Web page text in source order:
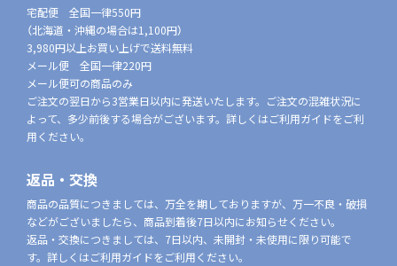
宅配便 全国一律550円
（北海道・沖縄の場合は1,100円）
3,980円以上お買い上げで送料無料
メール便 全国一律220円
メール便可の商品のみ
ご注文の翌日から3営業日以内に発送いたします。ご注文の混雑状況に
よって、多少前後する場合がございます。詳しくはご利用ガイドをご利
用ください。
返品・交換
商品の品質につきましては、万全を期しておりますが、万一不良・破損
などがございましたら、商品到着後7日以内にお知らせください。
返品・交換につきましては、7日以内、未開封・未使用に限り可能で
す。詳しくはご利用ガイドをご利用ください。